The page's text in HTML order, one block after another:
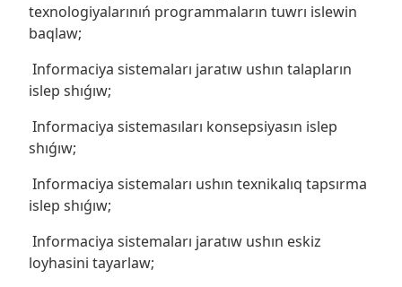
texnologiyalarınıń programmaların tuwrı islewin
baqlaw;
Informaciya sistemaları jaratıw ushın talapların
islep shıǵıw;
Informaciya sistemasıları konsepsiyasın islep
shıǵıw;
Informaciya sistemaları ushın texnikalıq tapsırma
islep shıǵıw;
Informaciya sistemaları jaratıw ushın eskiz
loyhasini tayarlaw;